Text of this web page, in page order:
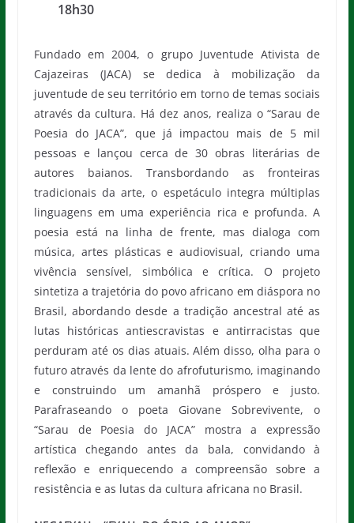
18h30
Fundado em 2004, o grupo Juventude Ativista de
Cajazeiras (JACA) se dedica à mobilização da
juventude de seu território em torno de temas sociais
através da cultura. Há dez anos, realiza o “Sarau de
Poesia do JACA”, que já impactou mais de 5 mil
pessoas e lançou cerca de 30 obras literárias de
autores baianos. Transbordando as fronteiras
tradicionais da arte, o espetáculo integra múltiplas
linguagens em uma experiência rica e profunda. A
poesia está na linha de frente, mas dialoga com
música, artes plásticas e audiovisual, criando uma
vivência sensível, simbólica e crítica. O projeto
sintetiza a trajetória do povo africano em diáspora no
Brasil, abordando desde a tradição ancestral até as
lutas históricas antiescravistas e antirracistas que
perduram até os dias atuais. Além disso, olha para o
futuro através da lente do afrofuturismo, imaginando
e construindo um amanhã próspero e justo.
Parafraseando o poeta Giovane Sobrevivente, o
“Sarau de Poesia do JACA” mostra a expressão
artística chegando antes da bala, convidando à
reflexão e enriquecendo a compreensão sobre a
resistência e as lutas da cultura africana no Brasil.